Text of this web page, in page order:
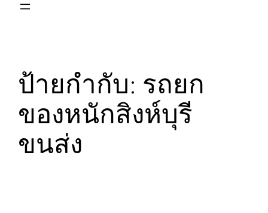
ป้ายกำกับ: รถยก
ของหนักสิงห์บุรี
ขนส่ง